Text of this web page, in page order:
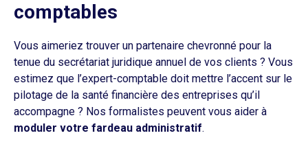
comptables
Vous aimeriez trouver un partenaire chevronné pour la
tenue du secrétariat juridique annuel de vos clients ? Vous
estimez que l’expert-comptable doit mettre l’accent sur le
pilotage de la santé financière des entreprises qu’il
accompagne ? Nos formalistes peuvent vous aider à
moduler votre fardeau administratif.